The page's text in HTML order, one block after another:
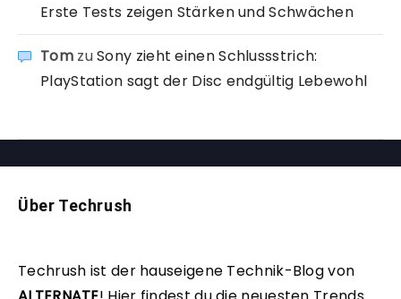
Erste Tests zeigen Stärken und Schwächen
TomzuSony zieht einen Schlussstrich:
PlayStation sagt der Disc endgültig Lebewohl
Über Techrush
Techrush ist der hauseigene Technik-Blog von